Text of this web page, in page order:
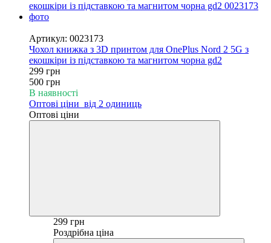
Артикул: 0023173
Чохол книжка з 3D принтом для OnePlus Nord 2 5G з
екошкіри із підставкою та магнитом чорна gd2
299 грн
500 грн
В наявності
Оптові ціни від 2 одиниць
Оптові ціни
299 грн
Роздрібна ціна